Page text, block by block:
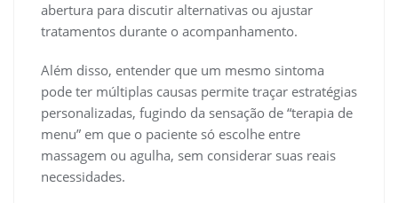
abertura para discutir alternativas ou ajustar
tratamentos durante o acompanhamento.
Além disso, entender que um mesmo sintoma
pode ter múltiplas causas permite traçar estratégias
personalizadas, fugindo da sensação de “terapia de
menu” em que o paciente só escolhe entre
massagem ou agulha, sem considerar suas reais
necessidades.